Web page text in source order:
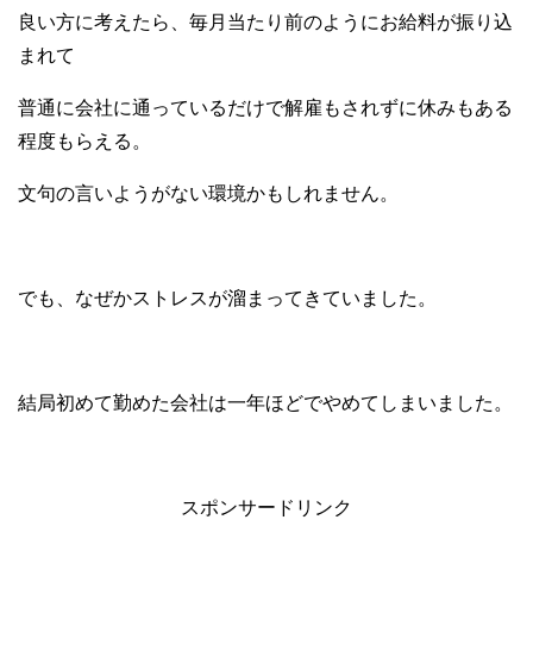
良い方に考えたら、毎月当たり前のようにお給料が振り込
まれて
普通に会社に通っているだけで解雇もされずに休みもある
程度もらえる。
文句の言いようがない環境かもしれません。
でも、なぜかストレスが溜まってきていました。
結局初めて勤めた会社は一年ほどでやめてしまいました。
スポンサードリンク